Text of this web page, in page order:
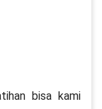
bisa kami